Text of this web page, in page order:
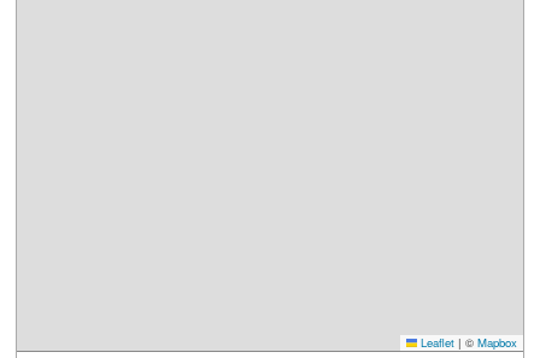
Leaflet | ©Mapbox